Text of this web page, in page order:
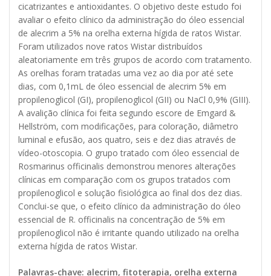
cicatrizantes e antioxidantes. O objetivo deste estudo foi
avaliar o efeito clínico da administração do óleo essencial
de alecrim a 5% na orelha externa hígida de ratos Wistar.
Foram utilizados nove ratos Wistar distribuídos
aleatoriamente em três grupos de acordo com tratamento.
As orelhas foram tratadas uma vez ao dia por até sete
dias, com 0,1mL de óleo essencial de alecrim 5% em
propilenoglicol (GI), propilenoglicol (GII) ou NaCl 0,9% (GIII).
A avalição clínica foi feita segundo escore de Emgard &
Hellström, com modificações, para coloração, diâmetro
luminal e efusão, aos quatro, seis e dez dias através de
vídeo-otoscopia. O grupo tratado com óleo essencial de
Rosmarinus officinalis demonstrou menores alterações
clínicas em comparação com os grupos tratados com
propilenoglicol e solução fisiológica ao final dos dez dias.
Conclui-se que, o efeito clínico da administração do óleo
essencial de R. officinalis na concentração de 5% em
propilenoglicol não é irritante quando utilizado na orelha
externa hígida de ratos Wistar.
Palavras-chave: alecrim, fitoterapia, orelha externa